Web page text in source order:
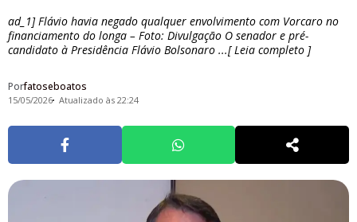
ad_1] Flávio havia negado qualquer envolvimento com Vorcaro no
financiamento do longa – Foto: Divulgação O senador e pré-
candidato à Presidência Flávio Bolsonaro ...[ Leia completo ]
Porfatoseboatos
15/05/2026 Atualizado às 22:24